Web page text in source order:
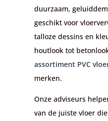
duurzaam,
geschikt voor
talloze dessins en
houtlook tot
assortiment PVC
merken.
Onze adviseurs
van de juiste vloer